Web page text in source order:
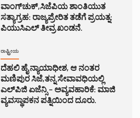
ವಾಂಗ್‌ಚುಕ್,ಸಿಜೆಪಿಯ ಶಾಂತಿಯುತ
ಸತ್ಯಾಗ್ರಹ: ರಾಜ್ಯಪ್ರೇರಿತ ತಡೆಗೆ ಪ್ರಯತ್ನ:
ಪಿಯುಸಿಎಲ್ ತೀವ್ರ ಖಂಡನೆ.
ರಾಷ್ಟ್ರೀಯ
ದೆಹಲಿ ಹೈ ನ್ಯಾಯಾಧೀಶ, ಆ ನಂತರ
ಮಣಿಪುರ ಸಿಜೆ,ತನ್ನ ಸೇವಾವಧಿಯಲ್ಲಿ
ಎಲ್‌ಪಿಜಿ ಏಜೆನ್ಸಿ – ಅವ್ಯವಹಾರಿಕೆ: ಮಾಜಿ
ವ್ಯವಸ್ಥಾಪಕನ ಪತ್ನಿಯಿಂದ ದೂರು.